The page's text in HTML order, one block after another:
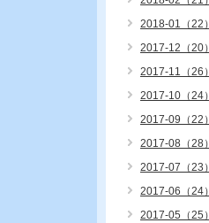
2018-01（22）
2017-12（20）
2017-11（26）
2017-10（24）
2017-09（22）
2017-08（28）
2017-07（23）
2017-06（24）
2017-05（25）